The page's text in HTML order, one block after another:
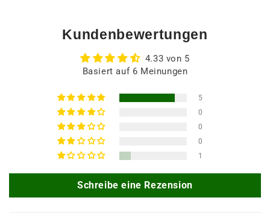
Kundenbewertungen
4.33 von 5
Basiert auf 6 Meinungen
5
0
0
0
1
Schreibe eine Rezension